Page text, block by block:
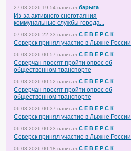
27.03.2026 19:54 написал барыга
Из-за активного снеготаяния
коммунальные службы города...
07.03.2026 22:33 написал С Е В Е Р С К
Северск принял участие в Лыжне России
06.03.2026 00:57 написал С Е В Е Р С К
Северчан просят пройти опрос об
общественном транспорте
06.03.2026 00:52 написал С Е В Е Р С К
Северчан просят пройти опрос об
общественном транспорте
06.03.2026 00:37 написал С Е В Е Р С К
Северск принял участие в Лыжне России
06.03.2026 00:23 написал С Е В Е Р С К
Северск принял участие в Лыжне России
06.03.2026 00:18 написал С Е В Е Р С К